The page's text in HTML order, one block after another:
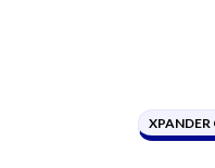
XPANDER